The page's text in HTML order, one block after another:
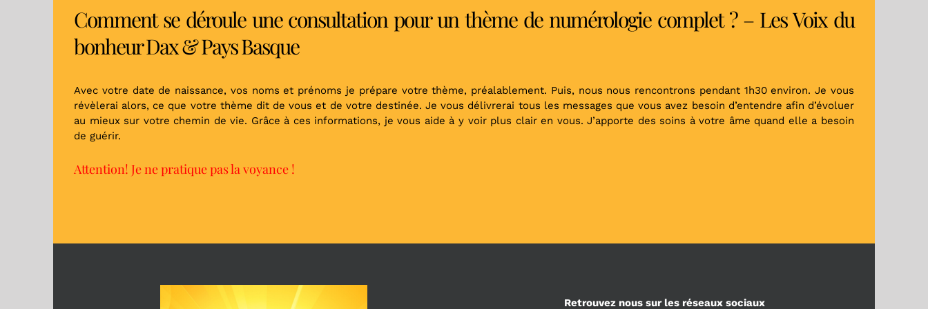
Comment se déroule une consultation pour un thème de numérologie complet ? – Les Voix du
bonheur Dax & Pays Basque
Avec votre date de naissance, vos noms et prénoms je prépare votre thème, préalablement. Puis, nous nous rencontrons pendant 1h30 environ. Je vous
révèlerai alors, ce que votre thème dit de vous et de votre destinée. Je vous délivrerai tous les messages que vous avez besoin d’entendre afin d’évoluer
au mieux sur votre chemin de vie. Grâce à ces informations, je vous aide à y voir plus clair en vous. J’apporte des soins à votre âme quand elle a besoin
de guérir.
Attention! Je ne pratique pas la voyance !
Retrouvez nous sur les réseaux sociaux